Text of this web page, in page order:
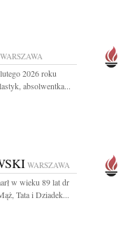
WARSZAWA
2026 roku
absolwentka...
WARSZAWA
w wieku 89 lat dr
Tata i Dziadek...